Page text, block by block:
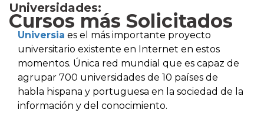
Universidades:
Cursos más Solicitados
Universia es el más importante proyecto
universitario existente en Internet en estos
momentos. Única red mundial que es capaz de
agrupar 700 universidades de 10 países de
habla hispana y portuguesa en la sociedad de la
información y del conocimiento.